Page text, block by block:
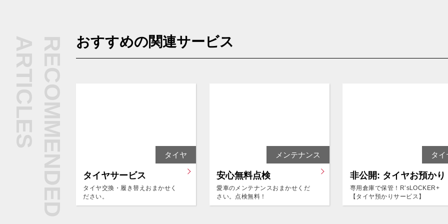
RECOMMENDED
ARTICLES おすすめの関連サービス
タイヤ
タイヤサービス
タイヤ交換・履き替えおまかせく
ださい。
メンテナンス
安心無料点検
愛車のメンテナンスおまかせくだ
さい。点検無料！
タイ
非公開: タイヤお預かり
専用倉庫で保管！RʼsLOCKER+
【タイヤ預かりサービス】
予約する店舗を探す